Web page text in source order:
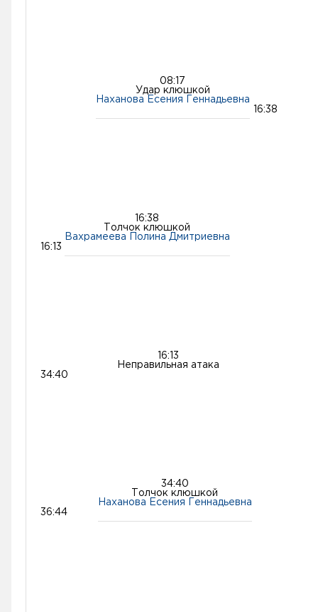
08:17
Удар клюшкой
Наханова Есения Геннадьевна
16:38
Толчок клюшкой
Вахрамеева Полина Дмитриевна
16:38
16:13
16:13
Неправильная атака
34:40
34:40
Толчок клюшкой
Наханова Есения Геннадьевна
36:44